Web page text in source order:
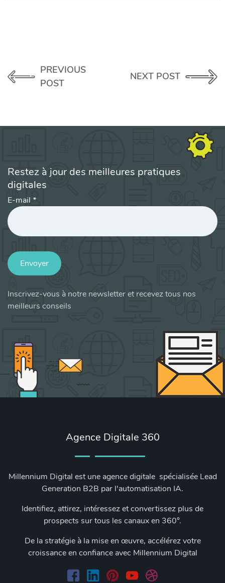
PREVIOUS
POST
NEXT POST
Restez à jour des meilleures pratiques
digitales
E-mail *
Envoyer
Inscrivez-vous à notre newsletter et recevez tous nos
meilleurs conseils
Agence Digitale 360
Millennium Digital est une agence digitale spécialisée Lead
Generation B2B par l'automatisation IA.
Identifiez, attirez, intéressez et convertissez plus de
prospects sur tous les canaux en 360°.
De la stratégie à la mise en œuvre, accélérez votre
croissance en confiance avec Millennium Digital